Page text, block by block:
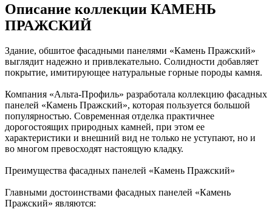
Описание коллекции КАМЕНЬ
ПРАЖСКИЙ
Здание, обшитое фасадными панелями «Камень Пражский»
выглядит надежно и привлекательно. Солидности добавляет
покрытие, имитирующее натуральные горные породы камня.
Компания «Альта-Профиль» разработала коллекцию фасадных
панелей «Камень Пражский», которая пользуется большой
популярностью. Современная отделка практичнее
дорогостоящих природных камней, при этом ее
характеристики и внешний вид не только не уступают, но и
во многом превосходят настоящую кладку.
Преимущества фасадных панелей «Камень Пражский»
Главными достоинствами фасадных панелей «Камень
Пражский» являются: